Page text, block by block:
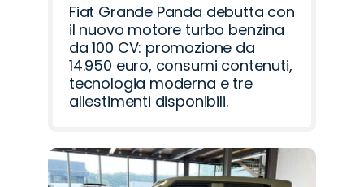
Fiat Grande Panda debutta con
il nuovo motore turbo benzina
da 100 CV: promozione da
14.950 euro, consumi contenuti,
tecnologia moderna e tre
allestimenti disponibili.